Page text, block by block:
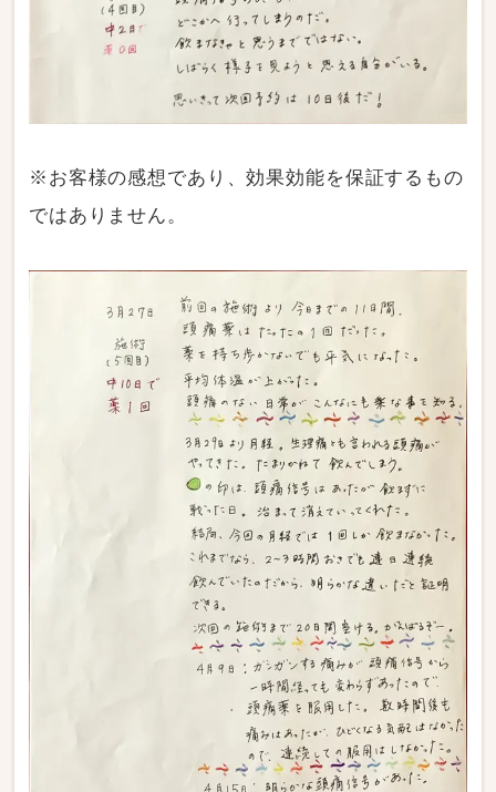
※お客様の感想であり、効果効能を保証するもの
ではありません。